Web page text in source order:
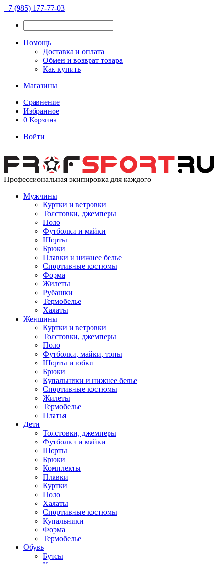
+7 (985) 177-77-03
Помощь
Доставка и оплата
Обмен и возврат товара
Как купить
Магазины
Сравнение
Избранное
0 Корзина
Войти
Профессиональная экипировка для каждого
Мужчины
Куртки и ветровки
Толстовки, джемперы
Поло
Футболки и майки
Шорты
Брюки
Плавки и нижнее белье
Спортивные костюмы
Форма
Жилеты
Рубашки
Термобелье
Халаты
Женщины
Куртки и ветровки
Толстовки, джемперы
Поло
Футболки, майки, топы
Шорты и юбки
Брюки
Купальники и нижнее белье
Спортивные костюмы
Жилеты
Термобелье
Платья
Дети
Толстовки, джемперы
Футболки и майки
Шорты
Брюки
Комплекты
Плавки
Куртки
Поло
Халаты
Спортивные костюмы
Купальники
Форма
Термобелье
Обувь
Бутсы